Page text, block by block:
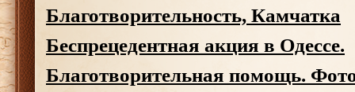
Благотворительность, Камчатка
Беспрецедентная акция в Одессе.
Благотворительная помощь.